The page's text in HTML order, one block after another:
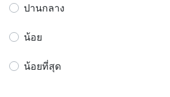
ปานกลาง
น้อย
น้อยที่สุด